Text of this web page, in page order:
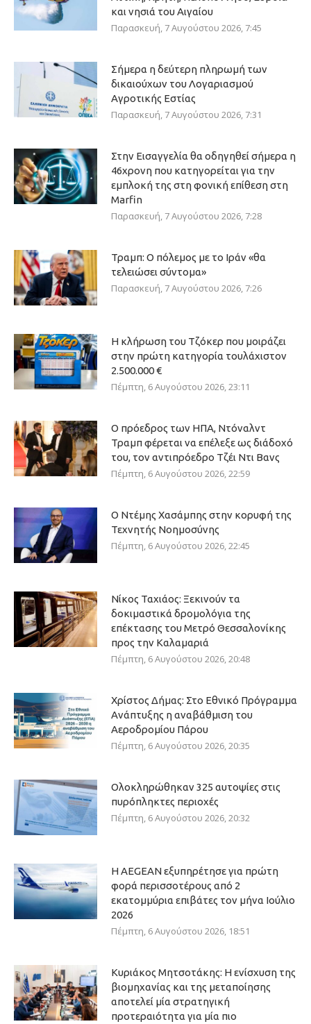
και νησιά του Αιγαίου
Παρασκευή, 7 Αυγούστου 2026, 7:45
Σήμερα η δεύτερη πληρωμή των
δικαιούχων του Λογαριασμού
Αγροτικής Εστίας
Παρασκευή, 7 Αυγούστου 2026, 7:31
Στην Εισαγγελία θα οδηγηθεί σήμερα η
46χρονη που κατηγορείται για την
εμπλοκή της στη φονική επίθεση στη
Marfin
Παρασκευή, 7 Αυγούστου 2026, 7:28
Τραμπ: Ο πόλεμος με το Ιράν «θα
τελειώσει σύντομα»
Παρασκευή, 7 Αυγούστου 2026, 7:26
Η κλήρωση του Τζόκερ που μοιράζει
στην πρώτη κατηγορία τουλάχιστον
2.500.000 €
Πέμπτη, 6 Αυγούστου 2026, 23:11
Ο πρόεδρος των ΗΠΑ, Ντόναλντ
Τραμπ φέρεται να επέλεξε ως διάδοχό
του, τον αντιπρόεδρο Τζέι Ντι Βανς
Πέμπτη, 6 Αυγούστου 2026, 22:59
Ο Ντέμης Χασάμπης στην κορυφή της
Τεχνητής Νοημοσύνης
Πέμπτη, 6 Αυγούστου 2026, 22:45
Νίκος Ταχιάος: Ξεκινούν τα
δοκιμαστικά δρομολόγια της
επέκτασης του Μετρό Θεσσαλονίκης
προς την Καλαμαριά
Πέμπτη, 6 Αυγούστου 2026, 20:48
Χρίστος Δήμας: Στο Εθνικό Πρόγραμμα
Ανάπτυξης η αναβάθμιση του
Αεροδρομίου Πάρου
Πέμπτη, 6 Αυγούστου 2026, 20:35
Ολοκληρώθηκαν 325 αυτοψίες στις
πυρόπληκτες περιοχές
Πέμπτη, 6 Αυγούστου 2026, 20:32
Η AEGEAN εξυπηρέτησε για πρώτη
φορά περισσοτέρους από 2
εκατομμύρια επιβάτες τον μήνα Ιούλιο
2026
Πέμπτη, 6 Αυγούστου 2026, 18:51
Κυριάκος Μητσοτάκης: Η ενίσχυση της
βιομηχανίας και της μεταποίησης
αποτελεί μία στρατηγική
προτεραιότητα για μία πιο